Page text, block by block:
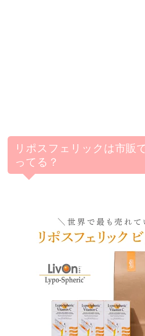
リポスフェリックは市販
ってる？